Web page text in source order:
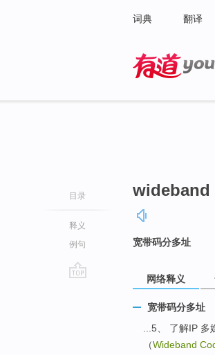
词典 翻译
目录
释义
例句
宽带码分多址
网络释义
宽带码分多址
...5、 了解IP
（Wideband